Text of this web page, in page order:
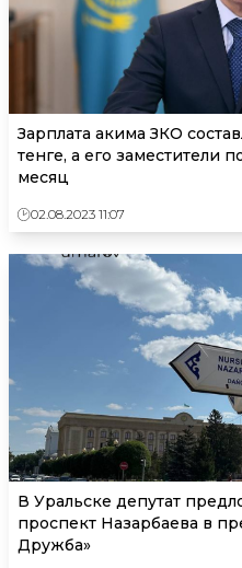
Зарплата акима ЗКО
тенге, а его заместители
месяц
02.08.2023 11:07
В Уральске депутат
проспект Назарбаева в
Дружба»